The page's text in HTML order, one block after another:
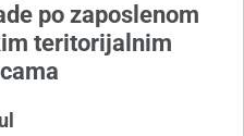
po zaposlenom
teritorijalnim